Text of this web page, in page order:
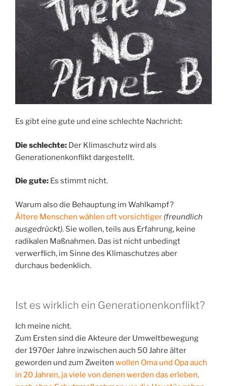
Es gibt eine gute und eine schlechte Nachricht:
Die schlechte: Der Klimaschutz wird als
Generationenkonflikt dargestellt.
Die gute: Es stimmt nicht.
Warum also die Behauptung im Wahlkampf?
Ältere Menschen wählen oft vorsichtiger (freundlich
ausgedrückt). Sie wollen, teils aus Erfahrung, keine
radikalen Maßnahmen. Das ist nicht unbedingt
verwerflich, im Sinne des Klimaschutzes aber
durchaus bedenklich.
Ist es wirklich ein Generationenkonflikt?
Ich meine nicht.
Zum Ersten sind die Akteure der Umweltbewegung
der 1970er Jahre inzwischen auch 50 Jahre älter
geworden und zum Zweiten wollen Oma und Opa auch
in 20 Jahren, ja viele von denen werden das erleben,